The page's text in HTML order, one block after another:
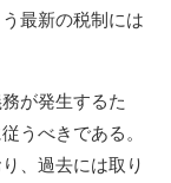
最新の税制には
が発生するた
うべきである。
、過去には取り